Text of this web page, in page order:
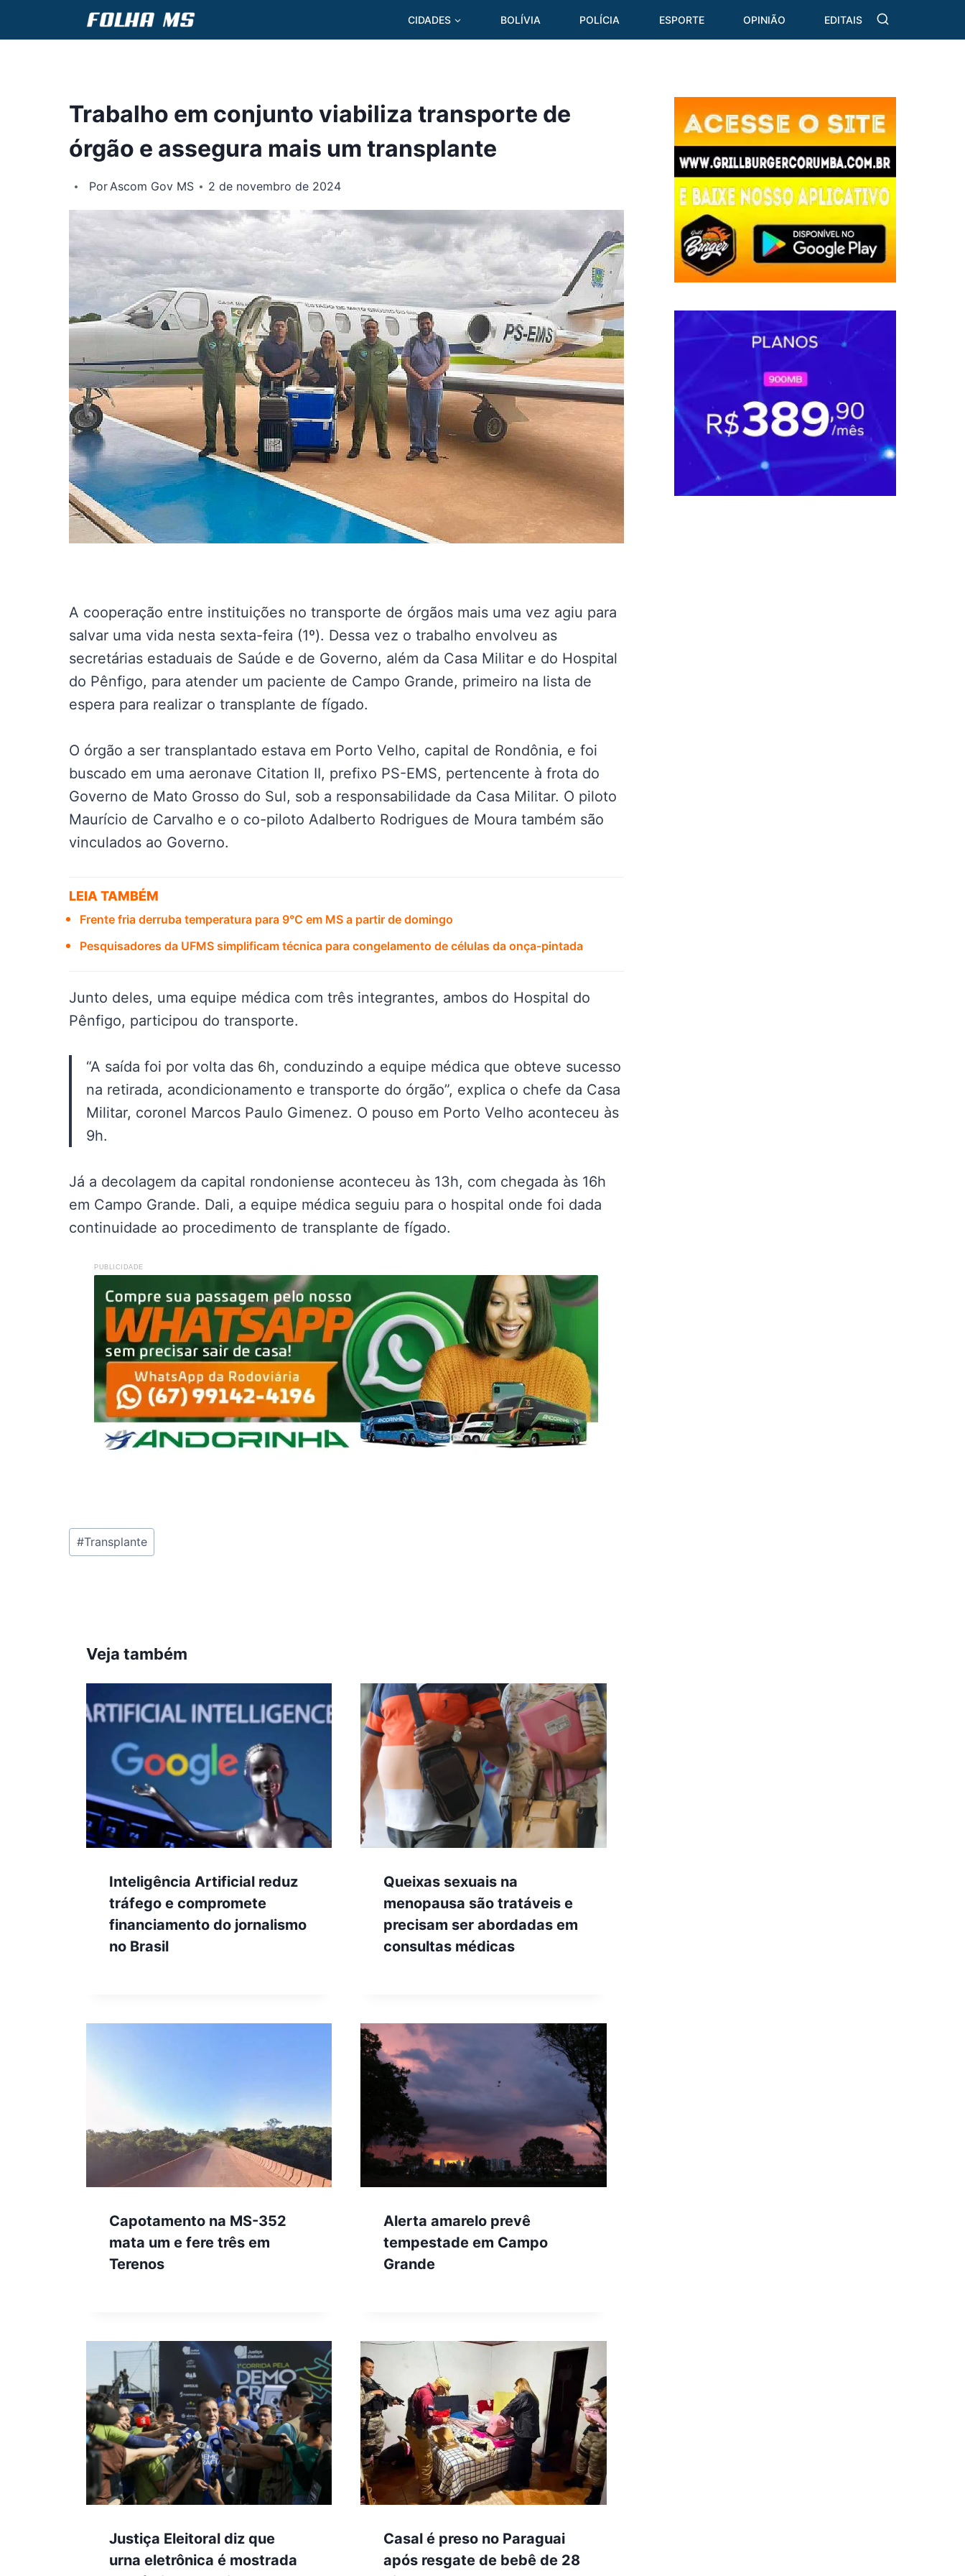
CIDADES BOLÍVIA POLÍCIA ESPORTE OPINIÃO EDITAIS
Trabalho em conjunto viabiliza transporte de
órgão e assegura mais um transplante
PorAscom Gov MS 2 de novembro de 2024
A cooperação entre instituições no transporte de órgãos mais uma vez agiu para
salvar uma vida nesta sexta-feira (1º). Dessa vez o trabalho envolveu as
secretárias estaduais de Saúde e de Governo, além da Casa Militar e do Hospital
do Pênfigo, para atender um paciente de Campo Grande, primeiro na lista de
espera para realizar o transplante de fígado.
O órgão a ser transplantado estava em Porto Velho, capital de Rondônia, e foi
buscado em uma aeronave Citation II, prefixo PS-EMS, pertencente à frota do
Governo de Mato Grosso do Sul, sob a responsabilidade da Casa Militar. O piloto
Maurício de Carvalho e o co-piloto Adalberto Rodrigues de Moura também são
vinculados ao Governo.
LEIA TAMBÉM
Frente fria derruba temperatura para 9°C em MS a partir de domingo
Pesquisadores da UFMS simplificam técnica para congelamento de células da onça-pintada
Junto deles, uma equipe médica com três integrantes, ambos do Hospital do
Pênfigo, participou do transporte.
“A saída foi por volta das 6h, conduzindo a equipe médica que obteve sucesso
na retirada, acondicionamento e transporte do órgão”, explica o chefe da Casa
Militar, coronel Marcos Paulo Gimenez. O pouso em Porto Velho aconteceu às
9h.
Já a decolagem da capital rondoniense aconteceu às 13h, com chegada às 16h
em Campo Grande. Dali, a equipe médica seguiu para o hospital onde foi dada
continuidade ao procedimento de transplante de fígado.
PUBLICIDADE
Tags
do
#Transplante
Veja também
Inteligência Artificial reduz
tráfego e compromete
financiamento do jornalismo
no Brasil
Queixas sexuais na
menopausa são tratáveis e
precisam ser abordadas em
consultas médicas
Capotamento na MS-352
mata um e fere três em
Terenos
Alerta amarelo prevê
tempestade em Campo
Grande
Justiça Eleitoral diz que
urna eletrônica é mostrada
Casal é preso no Paraguai
após resgate de bebê de 28